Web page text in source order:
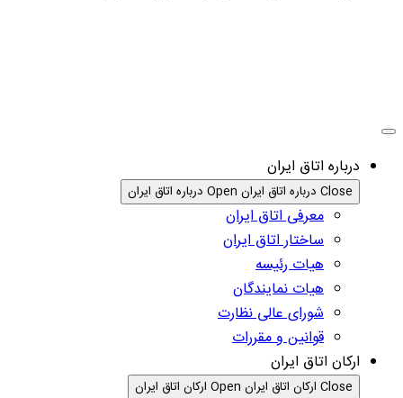
درباره اتاق ایران
Close درباره اتاق ایران Open درباره اتاق ایران
معرفی اتاق ایران
ساختار اتاق ایران
هیات رئیسه
هیات نمایندگان
شورای عالی نظارت
قوانین و مقررات
ارکان اتاق ایران
Close ارکان اتاق ایران Open ارکان اتاق ایران